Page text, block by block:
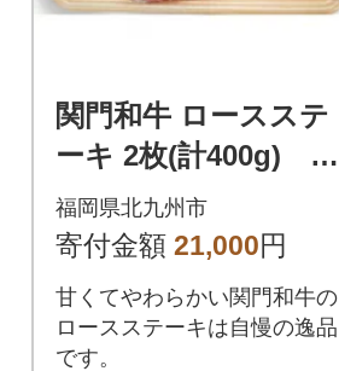
関門和牛 ロースステ
ーキ 2枚(計400g) ST
38-S20
福岡県北九州市
寄付金額 21,000円
甘くてやわらかい関門和牛の
ロースステーキは自慢の逸品
です。